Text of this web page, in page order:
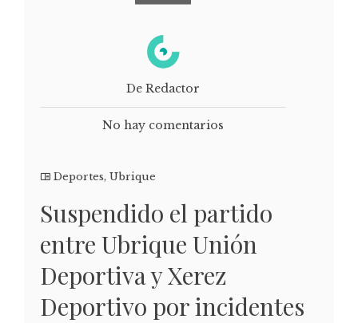
De Redactor
No hay comentarios
Deportes, Ubrique
Suspendido el partido
entre Ubrique Unión
Deportiva y Xerez
Deportivo por incidentes